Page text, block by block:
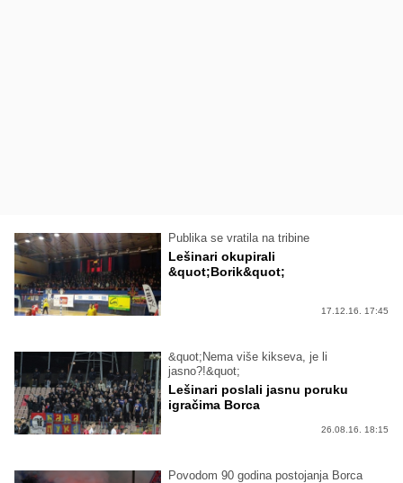
Publika se vratila na tribine
Lešinari okupirali
&quot;Borik&quot;
17.12.16. 17:45
&quot;Nema više kikseva, je li
jasno?!&quot;
Lešinari poslali jasnu poruku
igračima Borca
26.08.16. 18:15
Povodom 90 godina postojanja Borca